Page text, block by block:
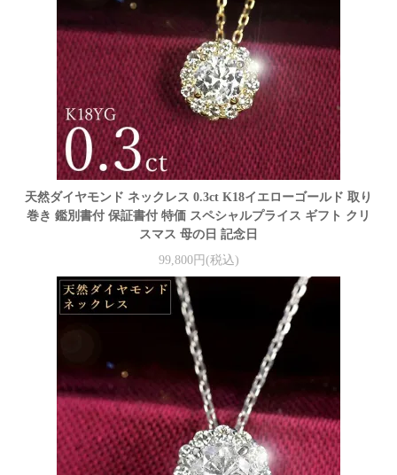
天然ダイヤモンド ネックレス 0.3ct K18イエローゴールド 取り
巻き 鑑別書付 保証書付 特価 スペシャルプライス ギフト クリ
スマス 母の日 記念日
99,800円(税込)